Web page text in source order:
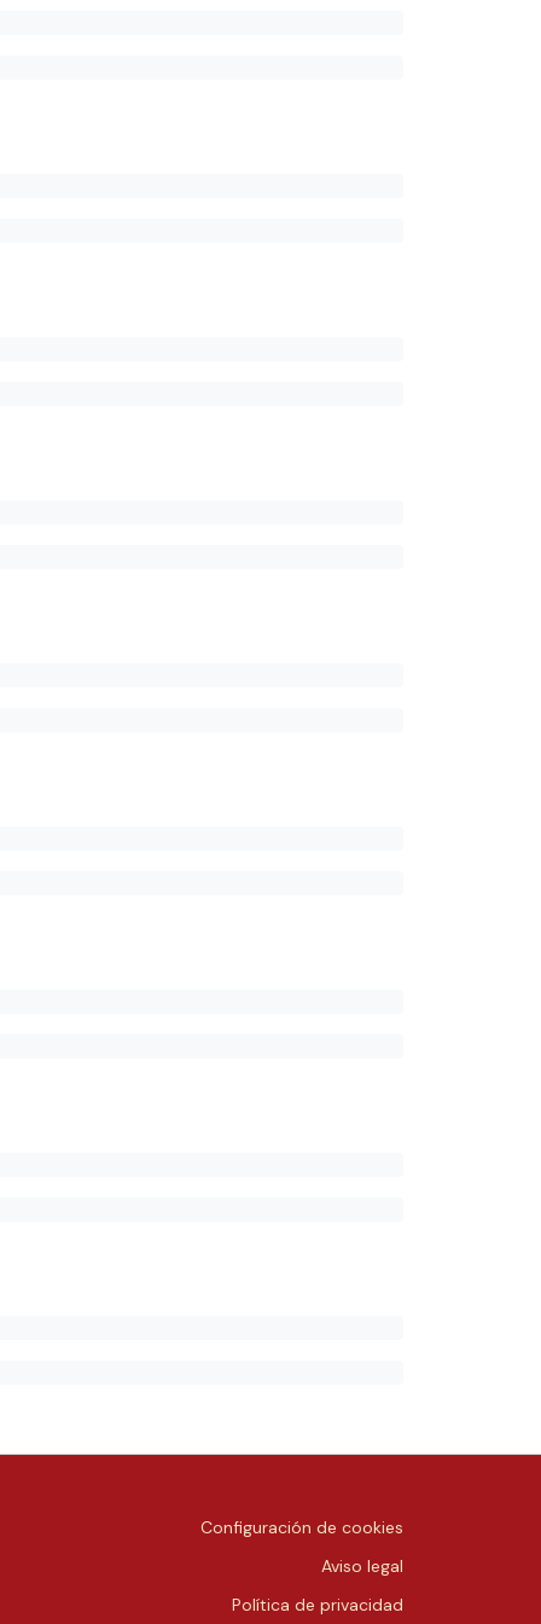
Configuración de cookies
Aviso legal
Política de privacidad